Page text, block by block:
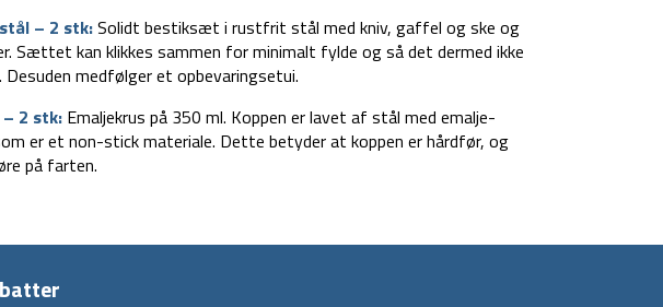
– 2 stk:Solidt bestiksæt i rustfrit stål med kniv, gaffel og ske og
Sættet kan klikkes sammen for minimalt fylde og så det dermed ikke
medfølger et opbevaringsetui.
2 stk: Emaljekrus på 350 ml. Koppen er lavet af stål med emalje-
er et non-stick materiale. Dette betyder at koppen er hårdfør, og
på farten.